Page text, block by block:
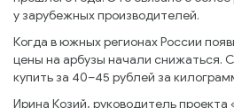
у зарубежных производителей.
Когда в южных регионах России
цены на арбузы начали снижаться.
купить за 40–45 рублей за
Ирина Козий, руководитель